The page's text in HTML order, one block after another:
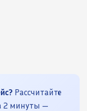
Рассчитайте
2 минуты —